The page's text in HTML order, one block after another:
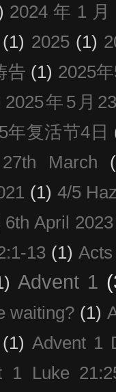
2024 年 1
(1) 2025 (1)
告 (1) 2025
2025年5月
年复活节4日
27th March
(1) 4/5
6th April 2023
13 (1)
Advent 1
waiting? (1)
(1) Advent 1
1 Luke